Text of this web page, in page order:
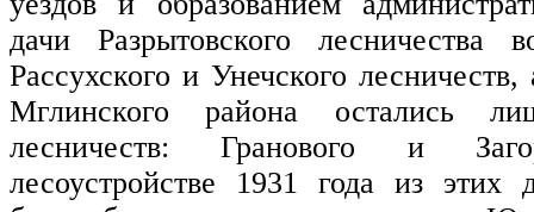
дачи Разрытовского лесничества
Рассухского и Унечского
Мглинского района остались
лесничеств: Гранового и
лесоустройстве 1931 года из этих